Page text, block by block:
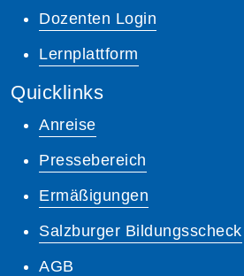
Dozenten Login
Lernplattform
Quicklinks
Anreise
Pressebereich
Ermäßigungen
Salzburger Bildungsscheck
AGB